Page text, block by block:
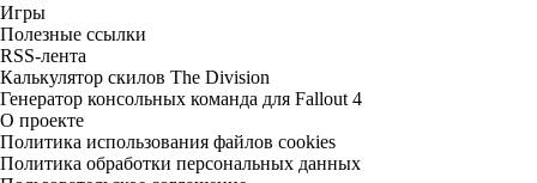
Игры
Полезные ссылки
RSS-лента
Калькулятор скилов The Division
Генератор консольных команда для Fallout 4
О проекте
Политика использования файлов cookies
Политика обработки персональных данных